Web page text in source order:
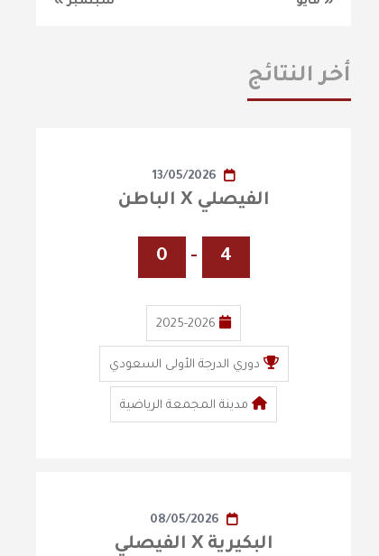
أخر النتائج
13/05/2026
الفيصلي X الباطن
4
-
0
2025-2026
دوري الدرجة الأولى السعودي
مدينة المجمعة الرياضية
08/05/2026
البكيرية X الفيصلي